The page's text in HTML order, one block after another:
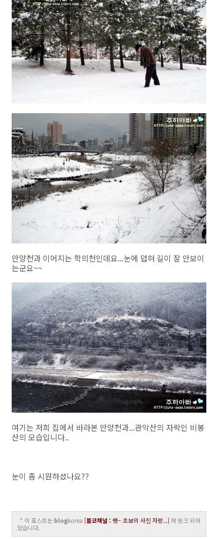
안양천과 이어지는 학의천인데요...눈에 덥혀 길이 잘 안보이
는군요~~
여기는 저희 집에서 바라본 안양천과...관악산의 자락인 비봉
산의 모습입니다..
눈이 좀 시원하셨나요??
* 이 포스트는 blogkorea [블코채널 : 쌩~ 초보의 사진 자랑...] 에 링크 되어
있습니다.